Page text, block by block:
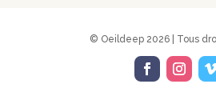
© Oeildeep 2026 | Tous